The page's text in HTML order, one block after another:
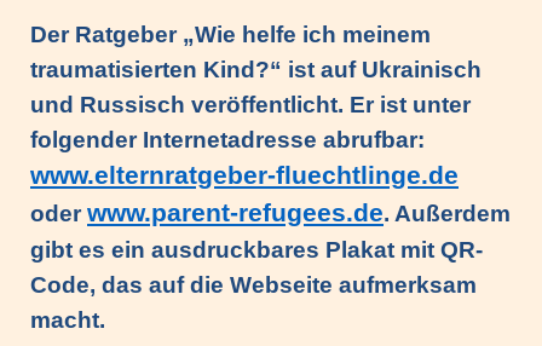
Schutzauftrag - überarbeitet Arbeitshilfe des VPK
Gesetz zur Ausgestaltung des inklusiven Kinder- und
Jugendhilfe - Kabinettsentwurf IKHG
Augsburger Erklärung gegen Rechtsextremismus
und Antisemitismus - VPK Bayern 2024
Fachkonferenz Kinder- und Jugendhilfe in Augsburg
- Thema: Inklusion - 18.11.2024
Heimleiter*innentreffen 2024
Der Ratgeber „Wie helfe ich meinem
traumatisierten Kind?“ ist auf Ukrainisch
und Russisch veröffentlicht. Er ist unter
folgender Internetadresse abrufbar:
www.elternratgeber-fluechtlinge.de
oderwww.parent-refugees.de. Außerdem
gibt es ein ausdruckbares Plakat mit QR-
Code, das auf die Webseite aufmerksam
macht.